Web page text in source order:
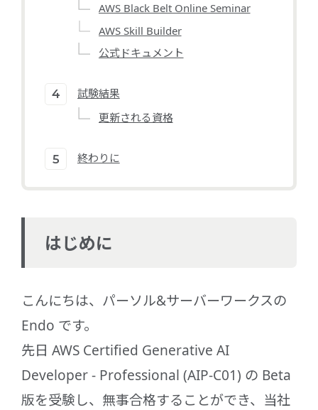
AWS Black Belt Online Seminar
AWS Skill Builder
公式ドキュメント
試験結果
更新される資格
終わりに
はじめに
こんにちは、パーソル&サーバーワークスの
Endo です。
先日 AWS Certified Generative AI
Developer - Professional (AIP-C01) の Beta
版を受験し、無事合格することができ、当社